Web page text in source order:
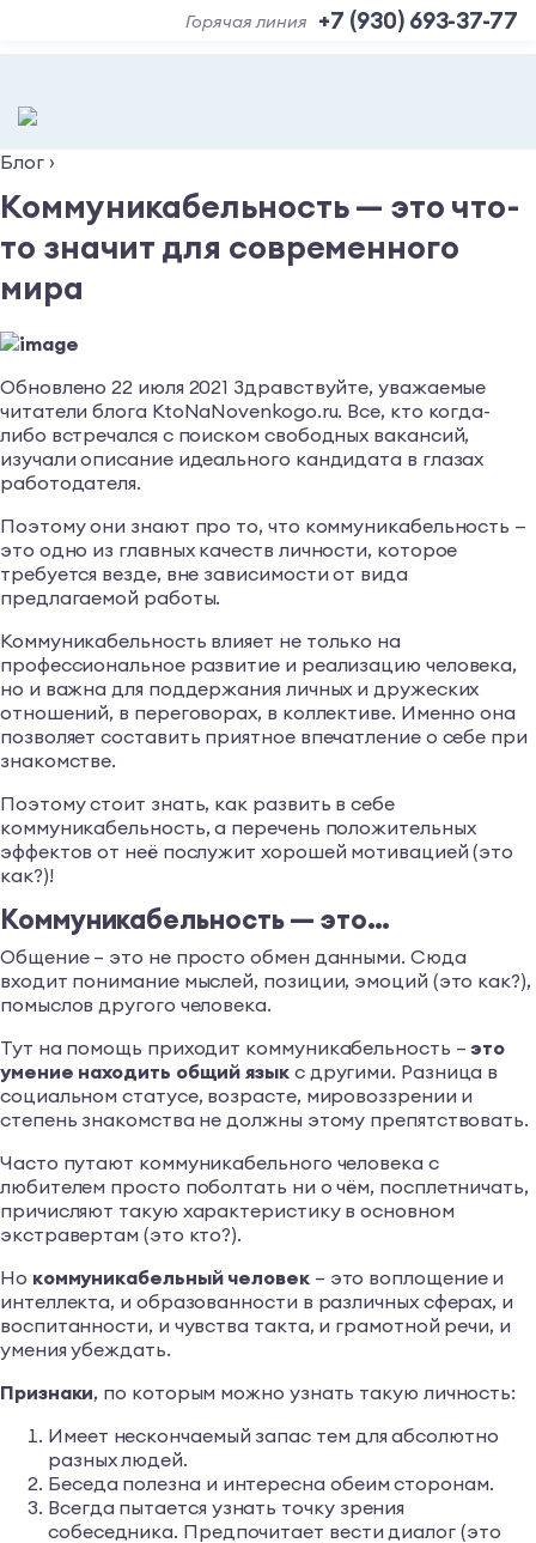
+7 (930) 693-37-77
Горячая линия
Блог ›
Коммуникабельность — это что-
то значит для современного
мира
Обновлено 22 июля 2021 Здравствуйте, уважаемые
читатели блога KtoNaNovenkogo.ru. Все, кто когда-
либо встречался с поиском свободных вакансий,
изучали описание идеального кандидата в глазах
работодателя.
Поэтому они знают про то, что коммуникабельность —
это одно из главных качеств личности, которое
требуется везде, вне зависимости от вида
предлагаемой работы.
Коммуникабельность влияет не только на
профессиональное развитие и реализацию человека,
но и важна для поддержания личных и дружеских
отношений, в переговорах, в коллективе. Именно она
позволяет составить приятное впечатление о себе при
знакомстве.
Поэтому стоит знать, как развить в себе
коммуникабельность, а перечень положительных
эффектов от неё послужит хорошей мотивацией (это
как?)!
Коммуникабельность — это…
Общение – это не просто обмен данными. Сюда
входит понимание мыслей, позиции, эмоций (это как?),
помыслов другого человека.
Тут на помощь приходит коммуникабельность –это
умение находить общий языкс другими. Разница в
социальном статусе, возрасте, мировоззрении и
степень знакомства не должны этому препятствовать.
Часто путают коммуникабельного человека с
любителем просто поболтать ни о чём, посплетничать,
причисляют такую характеристику в основном
экстравертам (это кто?).
Но коммуникабельный человек– это воплощение и
интеллекта, и образованности в различных сферах, и
воспитанности, и чувства такта, и грамотной речи, и
умения убеждать.
Признаки, по которым можно узнать такую личность:
Имеет нескончаемый запас тем для абсолютно
разных людей.
Беседа полезна и интересна обеим сторонам.
Всегда пытается узнать точку зрения
собеседника. Предпочитает вести диалог (это